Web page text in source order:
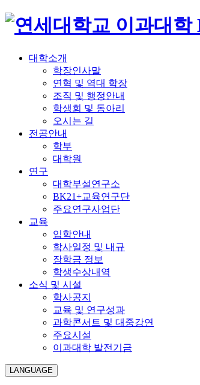
대학소개
학장인사말
연혁 및 역대 학장
조직 및 행정안내
학생회 및 동아리
오시는 길
전공안내
학부
대학원
연구
대학부설연구소
BK21+교육연구단
주요연구사업단
교육
입학안내
학사일정 및 내규
장학금 정보
학생수상내역
소식 및 시설
학사공지
교육 및 연구성과
과학콘서트 및 대중강연
주요시설
이과대학 발전기금
LANGUAGE